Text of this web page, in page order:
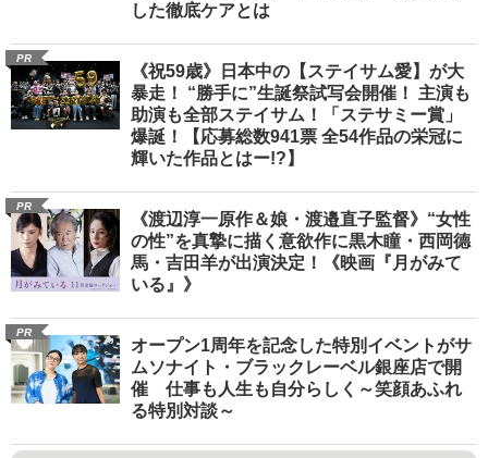
した徹底ケアとは
PR
《祝59歳》日本中の【ステイサム愛】が大
暴走！ “勝手に”生誕祭試写会開催！ 主演も
助演も全部ステイサム！「ステサミー賞」
爆誕！【応募総数941票 全54作品の栄冠に
輝いた作品とはー!?】
PR
《渡辺淳一原作＆娘・渡邉直子監督》“女性
の性”を真摯に描く意欲作に黒木瞳・西岡德
馬・吉田羊が出演決定！《映画『月がみて
いる』》
PR
オープン1周年を記念した特別イベントがサ
ムソナイト・ブラックレーベル銀座店で開
催 仕事も人生も自分らしく～笑顔あふれ
る特別対談～